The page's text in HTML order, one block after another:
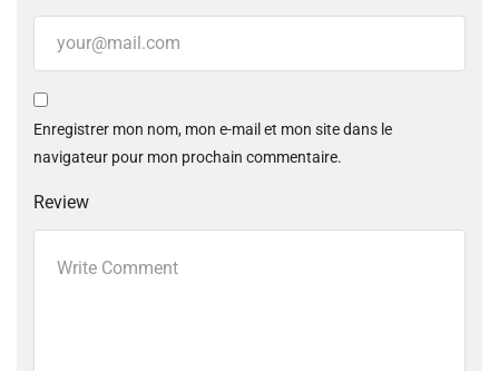
Enregistrer mon nom, mon e-mail et mon site dans le
navigateur pour mon prochain commentaire.
Review